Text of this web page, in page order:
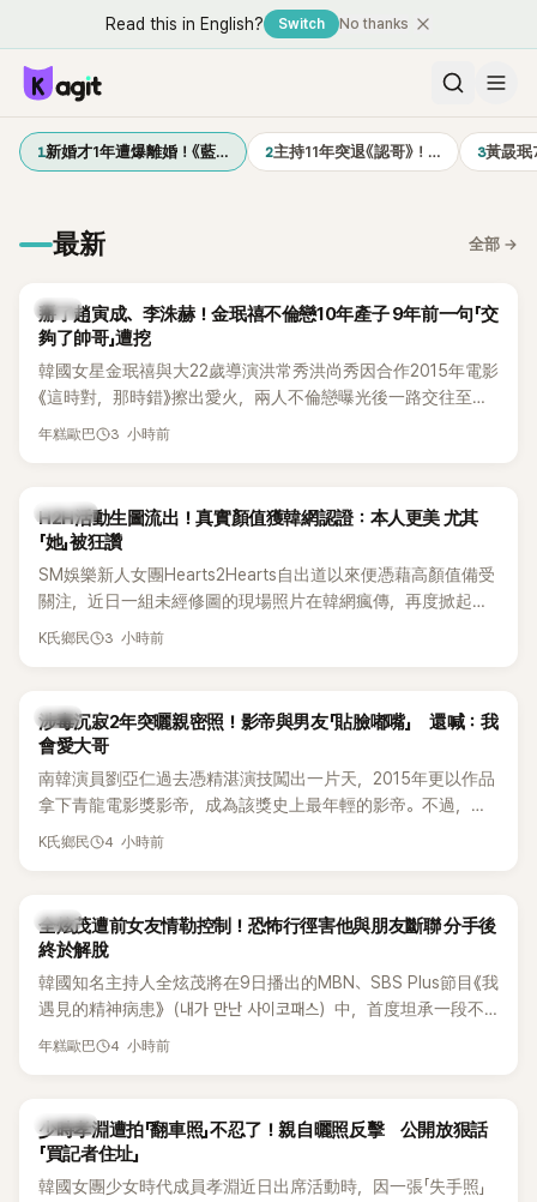
Read this in English? Switch No thanks
1新婚才1年遭爆離婚！《藍… 2主持11年突退《認哥》！… 3黃晸
最新 全部 →
韓星
掰了趙寅成、李洙赫！金珉禧不倫戀10年產子 9年前一句「交
夠了帥哥」遭挖
韓國女星金珉禧與大22歲導演洪常秀洪尚秀因合作2015年電影
《這時對，那時錯》擦出愛火，兩人不倫戀曝光後一路交往至
今，戀情已持續近10年，並於去年迎來兩人的兒子。金珉禧也
首度以演員身分復出。不過，新片尚未上映，她9年前電影中的
一句台詞卻突然被韓網翻出，意外再度掀起熱議。
年糕歐巴 3 小時前
K-POP
H2H活動生圖流出！真實顏值獲韓網認證：本人更美 尤其
「她」被狂讚
SM娛樂新人女團Hearts2Hearts自出道以來便憑藉高顏值備受
關注，近日一組未經修圖的現場照片在韓網瘋傳，再度掀起熱
烈討論，不少看過本人的網友更直呼：「真人比照片還漂亮！」
K氏鄉民 3 小時前
韓星
涉毒沉寂2年突曬親密照！影帝與男友「貼臉嘟嘴」 還喊：我
會愛大哥
南韓演員劉亞仁過去憑精湛演技闖出一片天，2015年更以作品
拿下青龍電影獎影帝，成為該獎史上最年輕的影帝。不過，他
2023年爆出涉毒風波後，演藝事業受到重創，後續又牽扯與男
K氏鄉民 4 小時前
韓星
全炫茂遭前女友情勒控制！恐怖行徑害他與朋友斷聯 分手後
終於解脫
韓國知名主持人全炫茂將在9日播出的MBN、SBS Plus節目《我
遇見的精神病患》（내가 만난 사이코패스）中，首度坦承一段不
堪回首的戀愛經歷，自爆曾遭前女友過度控制，不僅走到哪都
年糕歐巴 4 小時前
K-POP
少時孝淵遭拍「翻車照」不忍了！親自曬照反擊 公開放狠話
「買記者住址」
韓國女團少女時代成員孝淵近日出席活動時，因一張「失手照」